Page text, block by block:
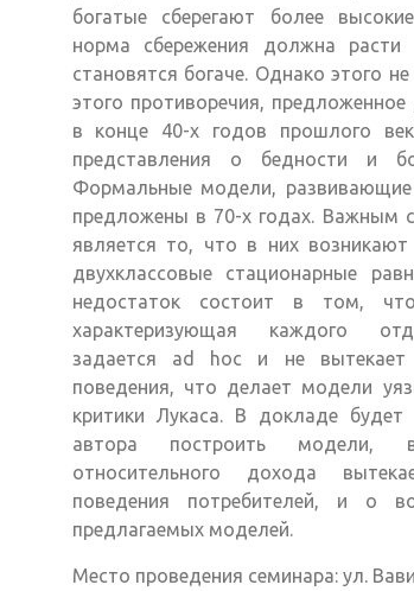
богатые сберегают более
норма сбережения должна
становятся богаче. Однако этого
этого противоречия,
в конце 40-х годов прошлого
представления о бедности и
Формальные модели,
предложены в 70-х годах. Важным
является то, что в них возникают
двухклассовые стационарные
недостаток состоит в том,
характеризующая каждого
задается ad hoc и не вытекает
поведения, что делает модели
критики Лукаса. В докладе будет
автора построить модели,
относительного дохода
поведения потребителей, и о
предлагаемых моделей.
Место проведения семинара: ул.